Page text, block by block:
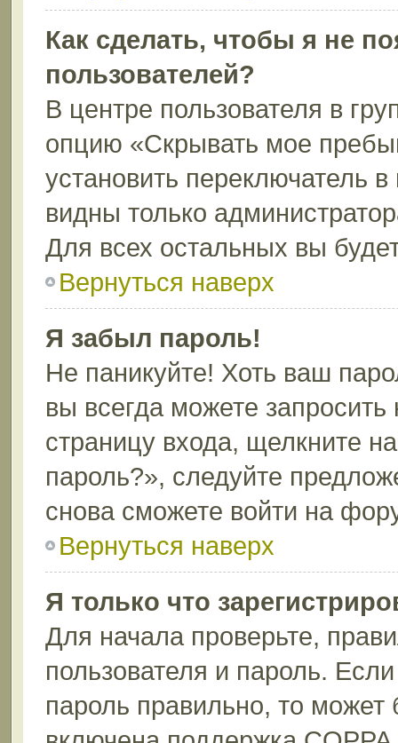
Как сделать, чтобы я не
пользователей?
В центре пользователя в
опцию «Скрывать мое
установить переключатель
видны только
Для всех остальных вы
Вернуться наверх
Я забыл пароль!
Не паникуйте! Хоть ваш
вы всегда можете
страницу входа, щелкните
пароль?», следуйте
снова сможете войти на
Вернуться наверх
Я только что
Для начала проверьте,
пользователя и пароль.
пароль правильно, то